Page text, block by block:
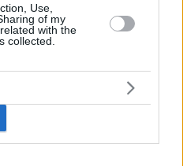
Use,
of my
with the
collected.
ΙΧ στην Αθηνών-
μηχανή της ΔΙΑΣ, δύο